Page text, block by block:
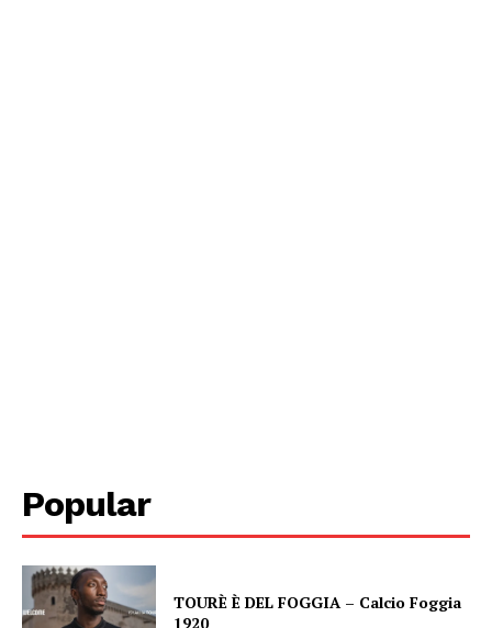
Popular
TOURÈ È DEL FOGGIA – Calcio Foggia
1920